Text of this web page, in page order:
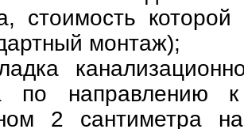
стоимость
монтаж);
по направлению
2 сантиметра